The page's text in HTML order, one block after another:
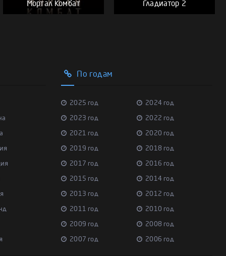
Мортал Комбат Гладиатор 2
По годам
2025 год 2024 год
2023 год 2022 год
2021 год 2020 год
2019 год 2018 год
2017 год 2016 год
2015 год 2014 год
2013 год 2012 год
2011 год 2010 год
2009 год 2008 год
2007 год 2006 год